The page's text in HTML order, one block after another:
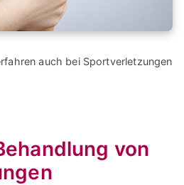
auch bei Sportverletzungen
von